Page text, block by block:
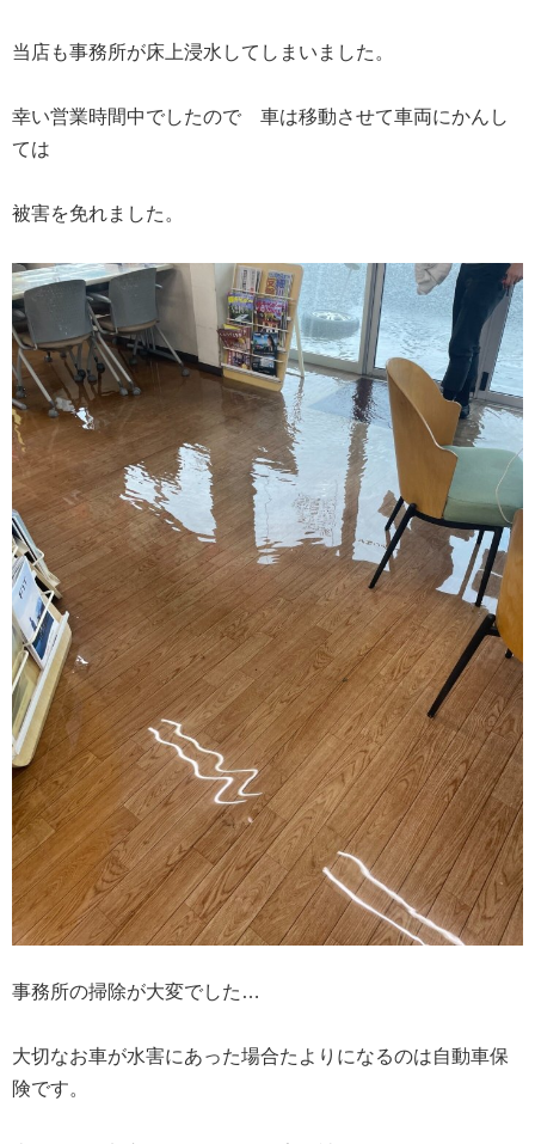
当店も事務所が床上浸水してしまいました。
幸い営業時間中でしたので 車は移動させて車両にかんし
ては
被害を免れました。
事務所の掃除が大変でした…
大切なお車が水害にあった場合たよりになるのは自動車保
険です。